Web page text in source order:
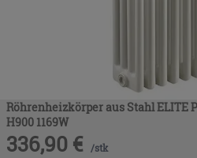
Röhrenheizkörper aus Stahl ELITE
H900 1169W
336,90 € /stk